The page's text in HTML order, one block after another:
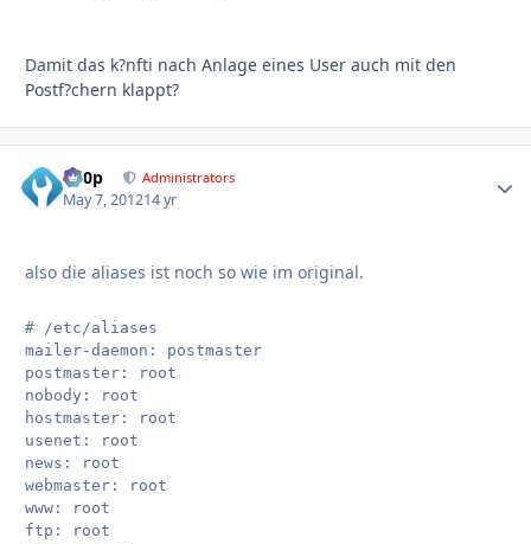
Damit das k?nfti nach Anlage eines User auch mit den
Postf?chern klappt?
d00p Administrators
May 7, 201214 yr
also die aliases ist noch so wie im original.
# /etc/aliases
mailer-daemon: postmaster
postmaster: root
nobody: root
hostmaster: root
usenet: root
news: root
webmaster: root
www: root
ftp: root